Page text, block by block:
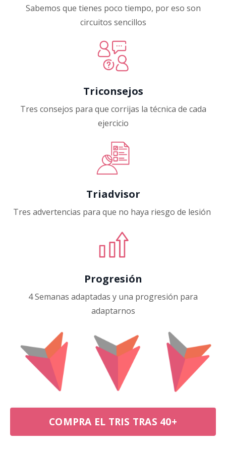
Sabemos que tienes poco tiempo, por eso son
circuitos sencillos
Triconsejos
Tres consejos para que corrijas la técnica de cada
ejercicio
Triadvisor
Tres advertencias para que no haya riesgo de lesión
Progresión
4 Semanas adaptadas y una progresión para
adaptarnos
COMPRA EL TRIS TRAS 40+